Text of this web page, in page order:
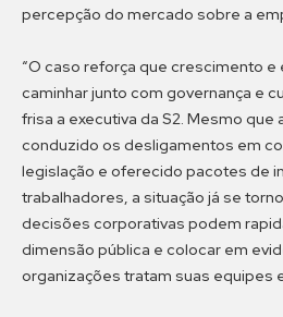
percepção do mercado sobre a
“O caso reforça que crescimento
caminhar junto com governança e
frisa a executiva da S2. Mesmo
conduzido os desligamentos em
legislação e oferecido pacotes de
trabalhadores, a situação já se
decisões corporativas podem
dimensão pública e colocar em
organizações tratam suas equipes